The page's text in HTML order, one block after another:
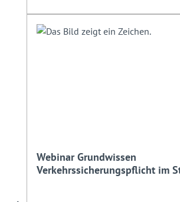
Webinar Grundwissen
Verkehrssicherungspflicht im